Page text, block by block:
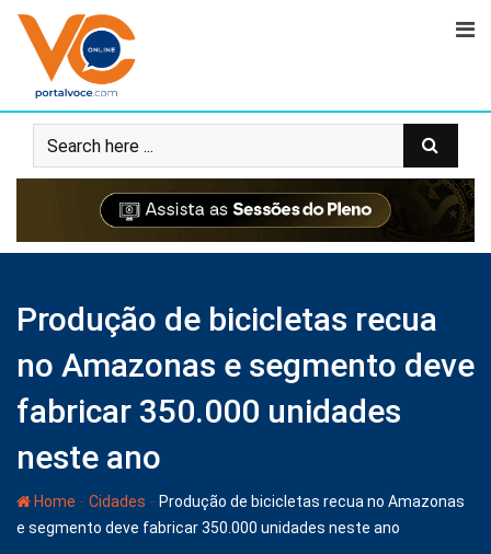
Produção de bicicletas recua
no Amazonas e segmento deve
fabricar 350.000 unidades
neste ano
Home - Cidades - Produção de bicicletas recua no Amazonas
e segmento deve fabricar 350.000 unidades neste ano